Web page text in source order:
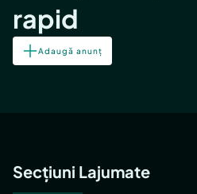
rapid
Adaugă anunț
Secțiuni Lajumate